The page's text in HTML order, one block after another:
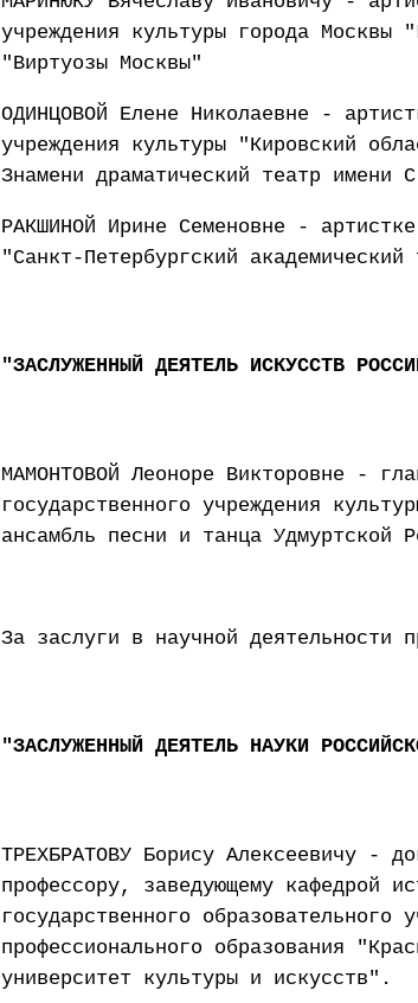
учреждения культуры города Москвы
"Виртуозы Москвы"
ОДИНЦОВОЙ Елене Николаевне -
учреждения культуры "Кировский
Знамени драматический театр имени
РАКШИНОЙ Ирине Семеновне -
"Санкт-Петербургский
"ЗАСЛУЖЕННЫЙ ДЕЯТЕЛЬ ИСКУССТВ
МАМОНТОВОЙ Леоноре Викторовне -
государственного учреждения
ансамбль песни и танца Удмуртской
За заслуги в научной деятельности
"ЗАСЛУЖЕННЫЙ ДЕЯТЕЛЬ НАУКИ
ТРЕХБРАТОВУ Борису Алексеевичу -
профессору, заведующему кафедрой
государственного образовательного
профессионального образования
университет культуры и искусств".